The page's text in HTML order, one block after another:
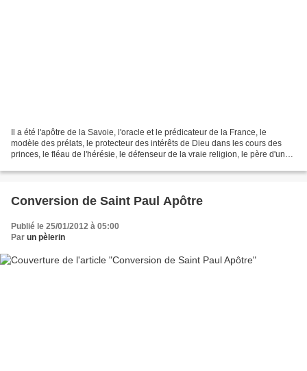
Il a été l'apôtre de la Savoie, l'oracle et le prédicateur de la France, le
modèle des prélats, le protecteur des intérêts de Dieu dans les cours des
princes, le fléau de l'hérésie, le défenseur de la vraie religion, le père d'un
Conversion de Saint Paul Apôtre
Publié le 25/01/2012 à 05:00
Par un pèlerin